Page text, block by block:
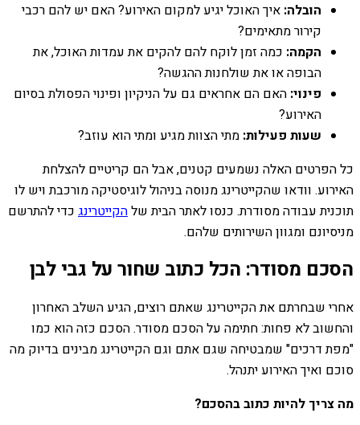
הובלה: איך האוכל יגיע למקום האירוע? האם יש להם רכבי
קירור מתאימים?
הקמה: כמה זמן לוקח להם להקים את עמדות האוכל, את
הבופה או את שולחנות ההגשה?
פינוי: האם הם אחראים גם על הניקיון ופינוי הפסולת בסיום
האירוע?
שעות פעילות: מתי הצוות מגיע ומתי הוא עוזב?
כל הפרטים האלה נשמעים קטנים, אבל הם קריטיים להצלחת
האירוע. וודאו שהקייטרינג מנוסה בניהול לוגיסטיקה מורכבת ויש לו
תוכנית עבודה מסודרת. כנסו לאתר הבית שלהקייטרינג כדי להתרשם
מניסיונם ומגוון השירותים שלהם.
הסכם מסודר: הכל כתוב שחור על גבי לבן
אחרי שבחרתם את הקייטרינג שאתם רוצים, הגיע השלב האחרון
והחשוב לא פחות: חתימה על הסכם מסודר. הסכם כזה הוא כמו
"מפת דרכים" שמבטיחה שגם אתם וגם הקייטרינג מבינים בדיוק מה
סוכם ואיך האירוע יתנהל.
מה צריך להיות כתוב בהסכם?